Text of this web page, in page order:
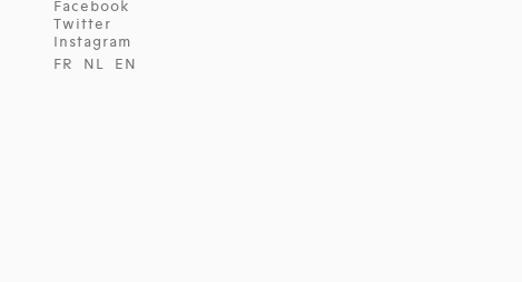
Facebook
Twitter
Instagram
FR
NL EN